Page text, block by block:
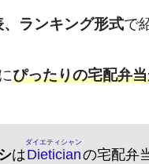
、ランキング形式で
ぴったりの宅配弁
はDietician
ダイエティシャン
の宅配弁